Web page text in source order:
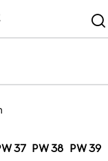
37 PW 38 PW 39